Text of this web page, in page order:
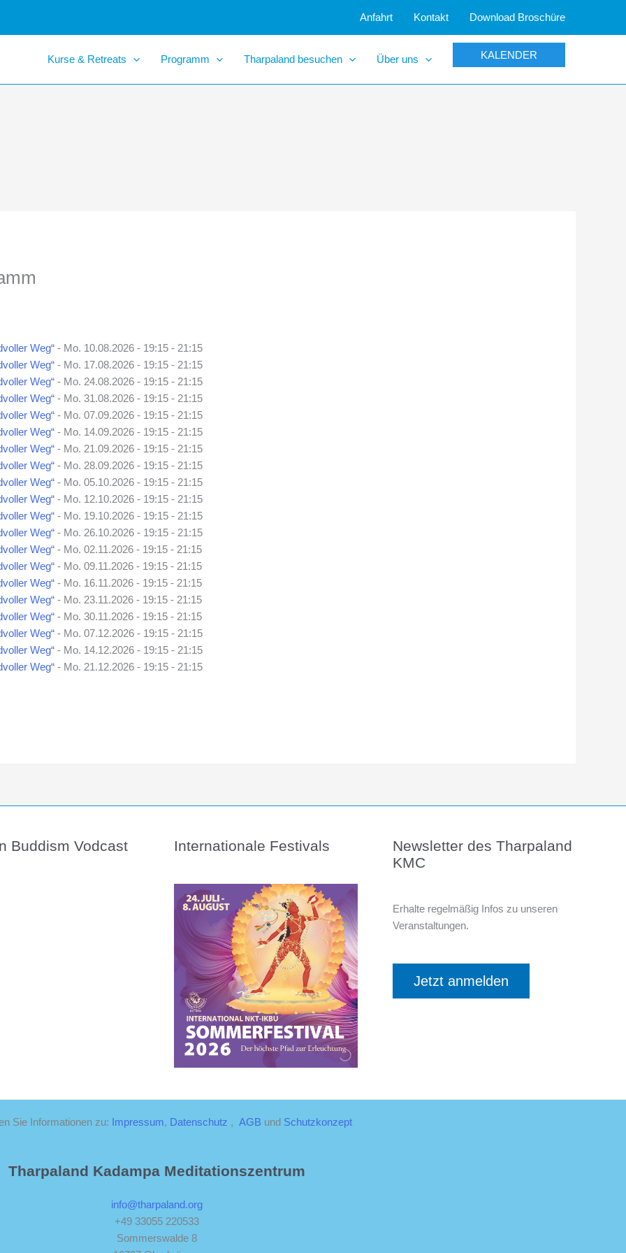
Anfahrt Kontakt Download Broschüre
Kurse & Retreats Programm Tharpaland besuchen Über uns KALENDER
Weg“ - Mo. 10.08.2026 - 19:15 - 21:15
Weg“ - Mo. 17.08.2026 - 19:15 - 21:15
Weg“ - Mo. 24.08.2026 - 19:15 - 21:15
Weg“ - Mo. 31.08.2026 - 19:15 - 21:15
Weg“ - Mo. 07.09.2026 - 19:15 - 21:15
Weg“ - Mo. 14.09.2026 - 19:15 - 21:15
Weg“ - Mo. 21.09.2026 - 19:15 - 21:15
Weg“ - Mo. 28.09.2026 - 19:15 - 21:15
Weg“ - Mo. 05.10.2026 - 19:15 - 21:15
Weg“ - Mo. 12.10.2026 - 19:15 - 21:15
Weg“ - Mo. 19.10.2026 - 19:15 - 21:15
Weg“ - Mo. 26.10.2026 - 19:15 - 21:15
Weg“ - Mo. 02.11.2026 - 19:15 - 21:15
Weg“ - Mo. 09.11.2026 - 19:15 - 21:15
Weg“ - Mo. 16.11.2026 - 19:15 - 21:15
Weg“ - Mo. 23.11.2026 - 19:15 - 21:15
Weg“ - Mo. 30.11.2026 - 19:15 - 21:15
Weg“ - Mo. 07.12.2026 - 19:15 - 21:15
Weg“ - Mo. 14.12.2026 - 19:15 - 21:15
Weg“ - Mo. 21.12.2026 - 19:15 - 21:15
Buddism Vodcast
Internationale Festivals
Newsletter des Tharpaland
KMC
Erhalte regelmäßig Infos zu unseren
Veranstaltungen.
Jetzt anmelden
Sie Informationen zu: Impressum, Datenschutz , AGB und Schutzkonzept
Tharpaland Kadampa Meditationszentrum
info@tharpaland.org
+49 33055 220533
Sommerswalde 8